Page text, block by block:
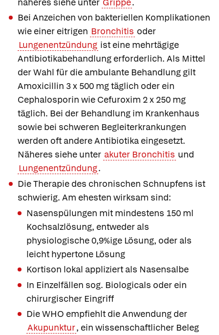
Bei Anzeichen von bakteriellen Komplikationen
wie einer eitrigen Bronchitis oder
Lungenentzündung ist eine mehrtägige
Antibiotikabehandlung erforderlich. Als Mittel
der Wahl für die ambulante Behandlung gilt
Amoxicillin 3 x 500 mg täglich oder ein
Cephalosporin wie Cefuroxim 2 x 250 mg
täglich. Bei der Behandlung im Krankenhaus
sowie bei schweren Begleiterkrankungen
werden oft andere Antibiotika eingesetzt.
Näheres siehe unter akuter Bronchitis und
Lungenentzündung.
Die Therapie des chronischen Schnupfens ist
schwierig. Am ehesten wirksam sind:
Nasenspülungen mit mindestens 150 ml
Kochsalzlösung, entweder als
physiologische 0,9%ige Lösung, oder als
leicht hypertone Lösung
Kortison lokal appliziert als Nasensalbe
In Einzelfällen sog. Biologicals oder ein
chirurgischer Eingriff
Die WHO empfiehlt die Anwendung der
Akupunktur, ein wissenschaftlicher Beleg